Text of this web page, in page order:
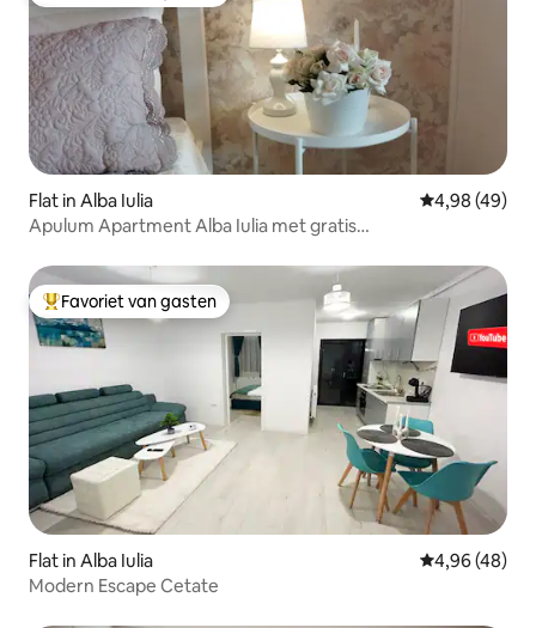
Flat in Alba Iulia Gemiddelde
4,98 (49)
Apulum Apartment Alba Iulia met gratis
Topfavoriet van gasten
Favoriet van gasten
Flat in Alba Iulia Gemiddelde
4,96 (48)
Modern Escape Cetate